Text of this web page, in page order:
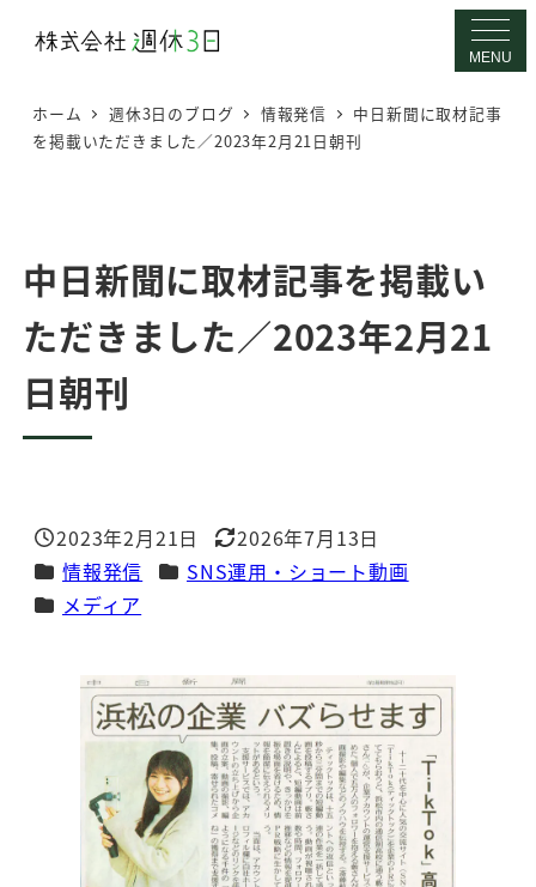
へ
移
動
MENU
ホーム 週休3日のブログ 情報発信
中日新聞に取材記事
を掲載いただきました／2023年2月21日朝刊
中日新聞に取材記事を掲載い
ただきました／2023年2月21
日朝刊
投稿日
2023年2月21日
更新日
2026年7月13日
カテゴリー
情報発信 カテゴリー
SNS運用・ショート動画
カテゴリー
メディア